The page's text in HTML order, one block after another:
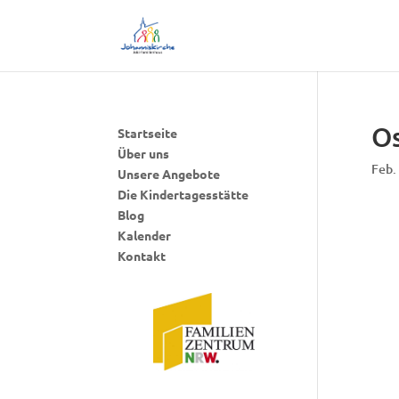
Startseite
Über uns
Unsere Angebote
Die Kindertagesstätte
Blog
Kalender
Kontakt